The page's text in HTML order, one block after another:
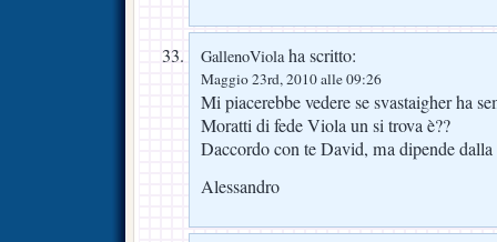
GallenoViolaha scritto:
Maggio 23rd, 2010 alle 09:26
Mi piacerebbe vedere se svastaigher ha
Moratti di fede Viola un si trova è??
Daccordo con te David, ma dipende
Alessandro